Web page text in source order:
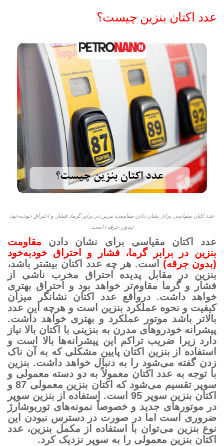
عدد اکتان بنزین چیست؟
عدد اکتان مقیاسی برای نشان دادن مقاومت بنزین در برابر گرما، فشار و احتراق خودبه‌خود
(بدون جرقه) است.
عدد اکتان مقیاسی برای نشان دادن مقاومت
بنزین در برابر گرما، فشار و احتراق خودبه‌خود
(بدون جرقه) است. هر چه عدد اکتان بیشتر باشد،
بنزین در مقابل پدیده احتراق مخرب ناشی از
فشار و گرما مقاوم‌تر خواهد بود و احتراق بهتری
خواهد داشت. درواقع عدد اکتان نشانگر میزان
کیفیت و نحوه عملکرد بنزین است و هرچه این عدد
بالاتر باشد موتور عملکرد و بهتری خواهد داشت.
پیشرانه خودروهای مدرن به بنزینی با اکتان بالا نیاز
دارد زیرا ضریب تراکم این پیشرانه‌ها بالا است و
استفاده از بنزین اکتان پایین مشکلی که به آن ناک
زدن گفته می‌شود را به دنبال خواهد داشت. بنزین
با توجه به عدد اکتان معمولاً به دو دسته معمولی و
سوپر تقسیم می‌شود که اکتان بنزین معمولی 87 و
اکتان بنزین سوپر 95 است. استفاده از بنزین سوپر
در موتورهای جدید و خصوصاً نمونه‌های توربوشارژ
ضروری است اما در صورت در دسترس نبودن این
نوع بنزین می‌توان با استفاده از مکمل بنزین، عدد
اکتان بنزین معمولی را به سوپر نزدیک کرد.